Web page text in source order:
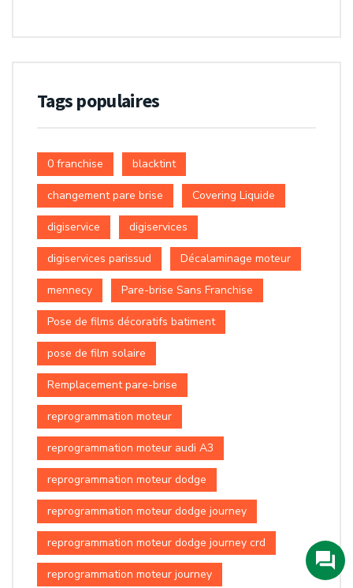
Tags populaires
0 franchise blacktint
changement pare brise Covering Liquide
digiservice digiservices
digiservices parissud Décalaminage moteur
mennecy Pare-brise Sans Franchise
Pose de films décoratifs batiment
pose de film solaire
Remplacement pare-brise
reprogrammation moteur
reprogrammation moteur audi A3
reprogrammation moteur dodge
reprogrammation moteur dodge journey
reprogrammation moteur dodge journey crd
reprogrammation moteur journey